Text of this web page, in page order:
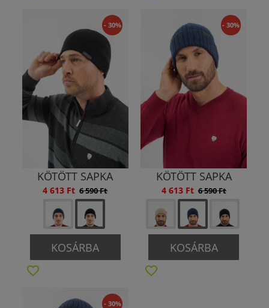
- 30%
KÖTÖTT SAPKA
4 613 Ft 6 590 Ft
KOSÁRBA
- 30%
KÖTÖTT SAPKA
4 613 Ft 6 590 Ft
KOSÁRBA
- 30%